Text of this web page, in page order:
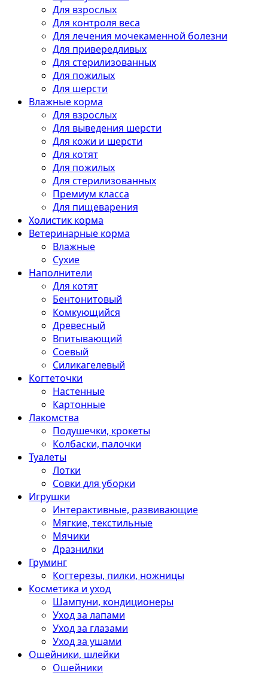
Для взрослых
Для контроля веса
Для лечения мочекаменной болезни
Для привередливых
Для стерилизованных
Для пожилых
Для шерсти
Влажные корма
Для взрослых
Для выведения шерсти
Для кожи и шерсти
Для котят
Для пожилых
Для стерилизованных
Премиум класса
Для пищеварения
Холистик корма
Ветеринарные корма
Влажные
Сухие
Наполнители
Для котят
Бентонитовый
Комкующийся
Древесный
Впитывающий
Соевый
Силикагелевый
Когтеточки
Настенные
Картонные
Лакомства
Подушечки, крокеты
Колбаски, палочки
Туалеты
Лотки
Совки для уборки
Игрушки
Интерактивные, развивающие
Мягкие, текстильные
Мячики
Дразнилки
Груминг
Когтерезы, пилки, ножницы
Косметика и уход
Шампуни, кондиционеры
Уход за лапами
Уход за глазами
Уход за ушами
Ошейники, шлейки
Ошейники